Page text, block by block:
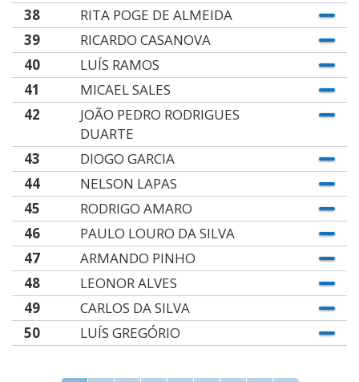
38
RITA POGE DE ALMEIDA
39
RICARDO CASANOVA
40
LUÍS RAMOS
41
MICAEL SALES
42
JOÃO PEDRO RODRIGUES
DUARTE
43
DIOGO GARCIA
44
NELSON LAPAS
45
RODRIGO AMARO
46
PAULO LOURO DA SILVA
47
ARMANDO PINHO
48
LEONOR ALVES
49
CARLOS DA SILVA
50
LUÍS GREGÓRIO